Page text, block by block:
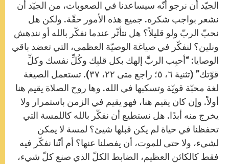
الجيّد أن نرجو أنّه سيساعدنا في الصعوبات، من الجيّد أن
نشعر بواجب شكره. جميع هذه الأمور حقّة. ولكن هل
نحبّ الربّ ولو قليلاً؟ هل نتأثّر عندما نفكّر بالله أو نندهش
ونلين؟ لنفكّر في صياغة الوصيّة العظمى، التي تعضد باقي
الوصايا: “أحبِب الربَّ إلهك بكل قلبِك وكُلِّ نفسك وكلِّ
قوّتك” (تثنية ٦، ٥؛ راجع متى ٢٢، ٣٧). تستعمل الصيغة
لغة محبّة قويّة وتسكبها في الله. وها روح الصلاة يقيم هنا
أولاً. وإن كان يقيم هنا، فهو يقيم في الزمن باستمرار ولا
يخرج منه أبدًا. هل نستطيع أن نفكّر بالله كاللمسة التي
تحفظنا في حياة لم يكن قبلها شيئ؟ لمسة لا يمكن
لشيء، ولا حتى للموت، أن يفصلنا عنها؟ أم أنّنا نفكّر فيه
فقط كالكائن العظيم، الضابط الكلّ الذي صنع كلّ شيء،